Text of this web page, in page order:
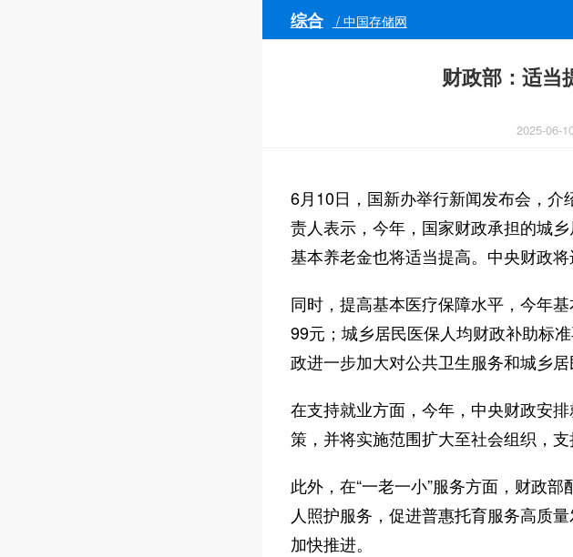
综合 / 中国存储网
财政部：适当
2025-06-
6月10日，国新办举行新闻发布会，
责人表示，今年，国家财政承担的城
基本养老金也将适当提高。中央财政
同时，提高基本医疗保障水平，今年
99元；城乡居民医保人均财政补助标
政进一步加大对公共卫生服务和城乡居
在支持就业方面，今年，中央财政安
策，并将实施范围扩大至社会组织，
此外，在“一老一小”服务方面，财政
人照护服务，促进普惠托育服务高质
加快推进。